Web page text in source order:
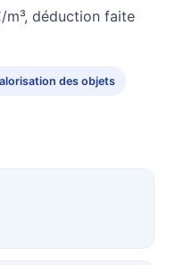
déduction faite
des objets